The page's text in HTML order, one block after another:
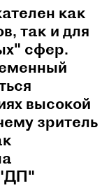
как
так и для
сфер.
высокой
зритель
"ДП"